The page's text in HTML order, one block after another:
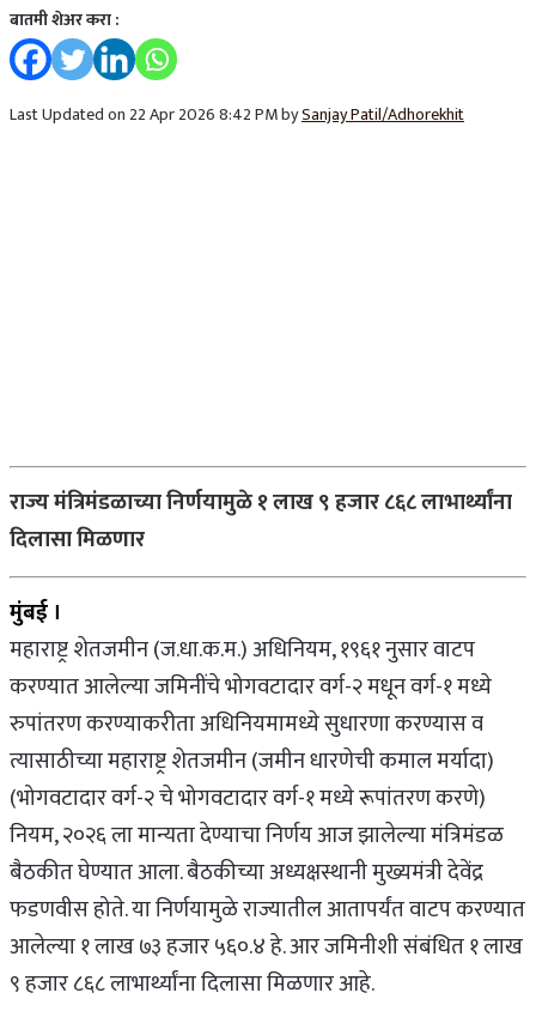
बातमी शेअर करा :
Last Updated on 22 Apr 2026 8:42 PM bySanjay Patil/Adhorekhit
राज्य मंत्रिमंडळाच्या निर्णयामुळे १ लाख ९ हजार ८६८ लाभार्थ्यांना
दिलासा मिळणार
मुंबई ।
महाराष्ट्र शेतजमीन (ज.धा.क.म.) अधिनियम, १९६१ नुसार वाटप
करण्यात आलेल्या जमिनींचे भोगवटादार वर्ग-२ मधून वर्ग-१ मध्ये
रुपांतरण करण्याकरीता अधिनियमामध्ये सुधारणा करण्यास व
त्यासाठीच्या महाराष्ट्र शेतजमीन (जमीन धारणेची कमाल मर्यादा)
(भोगवटादार वर्ग-२ चे भोगवटादार वर्ग-१ मध्ये रूपांतरण करणे)
नियम, २०२६ ला मान्यता देण्याचा निर्णय आज झालेल्या मंत्रिमंडळ
बैठकीत घेण्यात आला. बैठकीच्या अध्यक्षस्थानी मुख्यमंत्री देवेंद्र
फडणवीस होते. या निर्णयामुळे राज्यातील आतापर्यंत वाटप करण्यात
आलेल्या १ लाख ७३ हजार ५६०.४ हे. आर जमिनीशी संबंधित १ लाख
९ हजार ८६८ लाभार्थ्यांना दिलासा मिळणार आहे.